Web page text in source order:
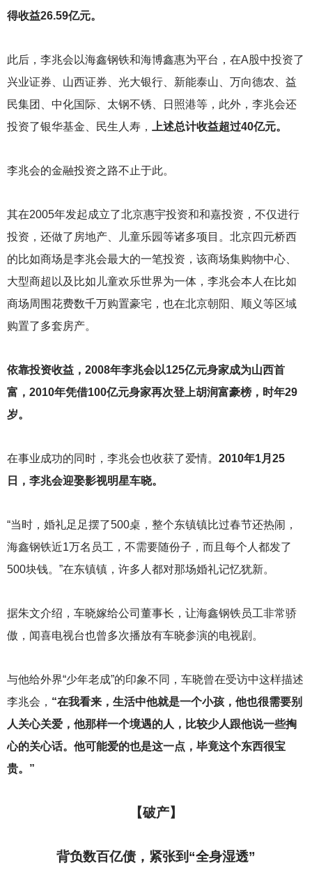
得收益26.59亿元。
此后，李兆会以海鑫钢铁和海博鑫惠为平台，在A股中投资了
兴业证券、山西证券、光大银行、新能泰山、万向德农、益
民集团、中化国际、太钢不锈、日照港等，此外，李兆会还
投资了银华基金、民生人寿，
上述总计收益超过40亿元。
李兆会的金融投资之路不止于此。
其在2005年发起成立了北京惠宇投资和和嘉投资，不仅进行
投资，还做了房地产、儿童乐园等诸多项目。北京四元桥西
的比如商场是李兆会最大的一笔投资，该商场集购物中心、
大型商超以及比如儿童欢乐世界为一体，李兆会本人在比如
商场周围花费数千万购置豪宅，也在北京朝阳、顺义等区域
购置了多套房产。
依靠投资收益，2008年李兆会以125亿元身家成为山西首
富，2010年凭借100亿元身家再次登上胡润富豪榜，时年29
岁。
在事业成功的同时，李兆会也收获了爱情。 2010年1月25
日，李兆会迎娶影视明星车晓。
“当时，婚礼足足摆了500桌，整个东镇镇比过春节还热闹，
海鑫钢铁近1万名员工，不需要随份子，而且每个人都发了
500块钱。”在东镇镇，许多人都对那场婚礼记忆犹新。
据朱文介绍，车晓嫁给公司董事长，让海鑫钢铁员工非常骄
傲，闻喜电视台也曾多次播放有车晓参演的电视剧。
与他给外界“少年老成”的印象不同，车晓曾在受访中这样描述
李兆会， “在我看来，生活中他就是一个小孩，他也很需要别
人关心关爱，他那样一个境遇的人，比较少人跟他说一些掏
心的关心话。他可能爱的也是这一点，毕竟这个东西很宝
贵。”
【破产】
背负数百亿债，紧张到“全身湿透”